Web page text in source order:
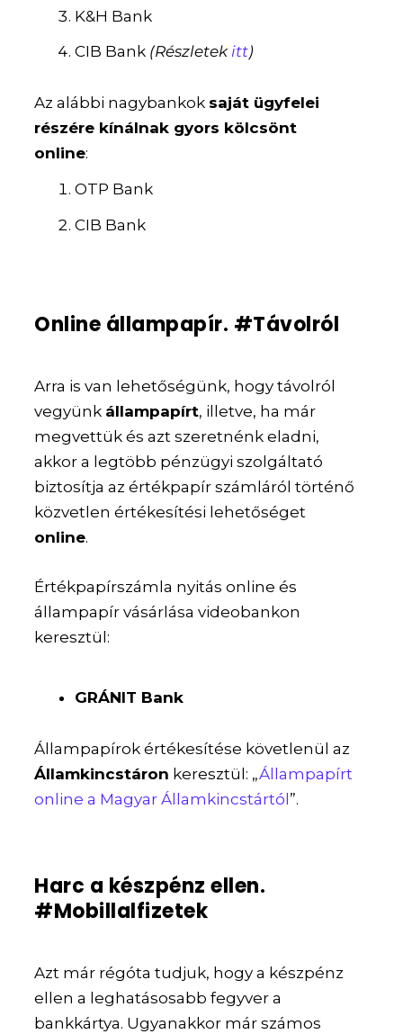
K&H Bank
CIB Bank (Részletek itt)
Az alábbi nagybankok saját ügyfelei
részére kínálnak gyors kölcsönt
online:
OTP Bank
CIB Bank
Online állampapír. #Távolról
Arra is van lehetőségünk, hogy távolról
vegyünk állampapírt, illetve, ha már
megvettük és azt szeretnénk eladni,
akkor a legtöbb pénzügyi szolgáltató
biztosítja az értékpapír számláról történő
közvetlen értékesítési lehetőséget
online.
Értékpapírszámla nyitás online és
állampapír vásárlása videobankon
keresztül:
GRÁNIT Bank
Állampapírok értékesítése követlenül az
Államkincstáron keresztül: „Állampapírt
online a Magyar Államkincstártól ”.
Harc a készpénz ellen.
#Mobillalfizetek
Azt már régóta tudjuk, hogy a készpénz
ellen a leghatásosabb fegyver a
bankkártya. Ugyanakkor már számos